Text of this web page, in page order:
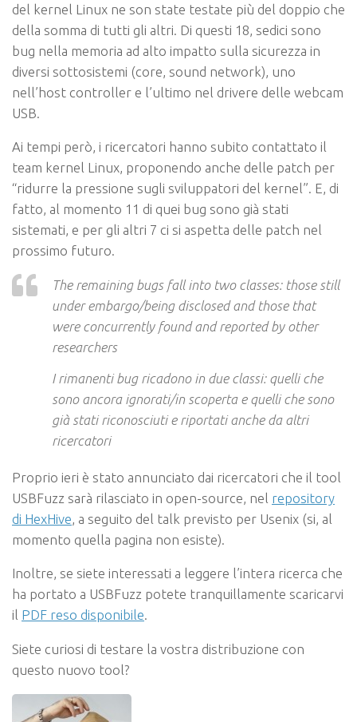
del kernel Linux ne son state testate più del doppio che
della somma di tutti gli altri. Di questi 18, sedici sono
bug nella memoria ad alto impatto sulla sicurezza in
diversi sottosistemi (core, sound network), uno
nell’host controller e l’ultimo nel drivere delle webcam
USB.
Ai tempi però, i ricercatori hanno subito contattato il
team kernel Linux, proponendo anche delle patch per
“ridurre la pressione sugli sviluppatori del kernel”. E, di
fatto, al momento 11 di quei bug sono già stati
sistemati, e per gli altri 7 ci si aspetta delle patch nel
prossimo futuro.
The remaining bugs fall into two classes: those still
under embargo/being disclosed and those that
were concurrently found and reported by other
researchers
I rimanenti bug ricadono in due classi: quelli che
sono ancora ignorati/in scoperta e quelli che sono
già stati riconosciuti e riportati anche da altri
ricercatori
Proprio ieri è stato annunciato dai ricercatori che il tool
USBFuzz sarà rilasciato in open-source, nel repository
di HexHive , a seguito del talk previsto per Usenix (si, al
momento quella pagina non esiste).
Inoltre, se siete interessati a leggere l’intera ricerca che
ha portato a USBFuzz potete tranquillamente scaricarvi
il PDF reso disponibile.
Siete curiosi di testare la vostra distribuzione con
questo nuovo tool?